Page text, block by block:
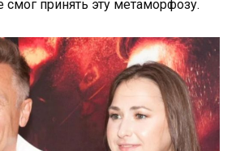
смог принять эту метаморфозу.